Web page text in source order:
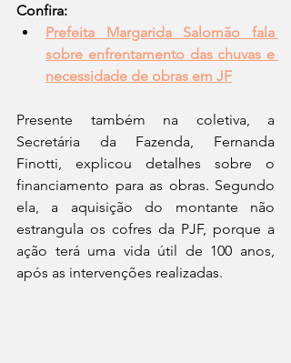
Confira:
Prefeita Margarida Salomão fala
sobre enfrentamento das chuvas e
necessidade de obras em JF
Presente também na coletiva, a
Secretária da Fazenda, Fernanda
Finotti, explicou detalhes sobre o
financiamento para as obras. Segundo
ela, a aquisição do montante não
estrangula os cofres da PJF, porque a
ação terá uma vida útil de 100 anos,
após as intervenções realizadas.